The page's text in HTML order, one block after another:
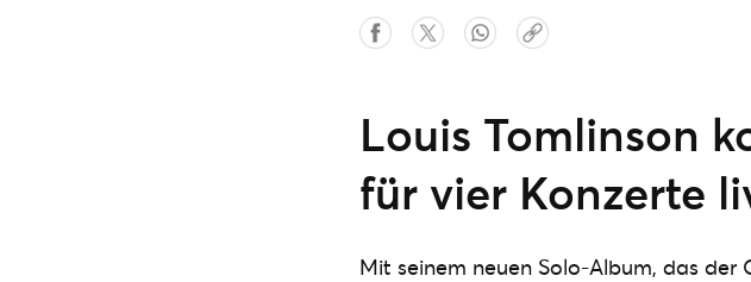
Louis Tomlinson
für vier Konzerte
Mit seinem neuen Solo-Album, das